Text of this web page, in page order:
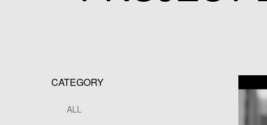
CATEGORY
ALL